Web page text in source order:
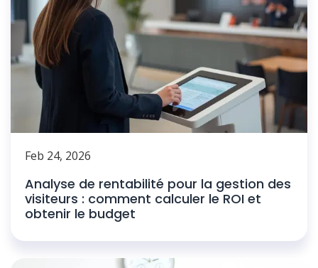
Feb 24, 2026
Analyse de rentabilité pour la gestion des
visiteurs : comment calculer le ROI et
obtenir le budget